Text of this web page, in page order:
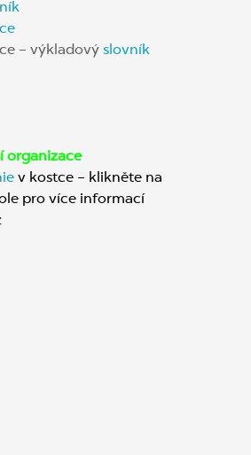
– výkladový slovník
organizace
v kostce – klikněte na
pro více informací